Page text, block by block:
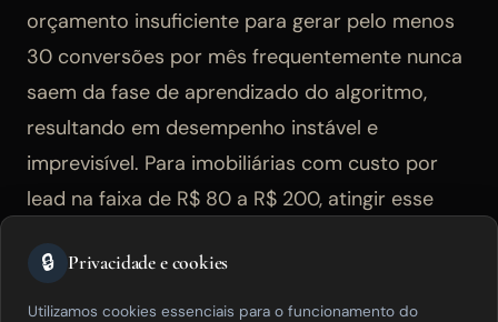
orçamento insuficiente para gerar pelo menos
30 conversões por mês frequentemente nunca
saem da fase de aprendizado do algoritmo,
resultando em desempenho instável e
imprevisível. Para imobiliárias com custo por
lead na faixa de R$ 80 a R$ 200, atingir esse
orçamento proporcionalmente maior do que o
valor mínimo técnico aceito pela plataforma, e
🔒 Privacidade e cookies
Utilizamos cookies essenciais para o funcionamento do